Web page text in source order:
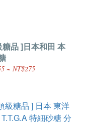
糖品 ]日本和田 本
~ NT$275